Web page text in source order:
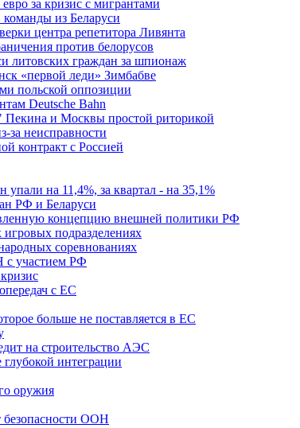
за кризис с мигрантами
из Беларуси
центра репетитора Ливянта
против белорусов
литовских граждан за шпионаж
«первой леди» Зимбабве
польской оппозиции
Deutsche Bahn
и Москвы простой риторикой
за неисправности
контракт с Россией
на 11,4%, за квартал - на 35,1%
РФ и Беларуси
концепцию внешней политики РФ
игровых подразделениях
соревнованиях
с участием РФ
с ЕС
больше не поставляется в ЕС
на строительство АЭС
интеграции
оружия
безопасности ООН